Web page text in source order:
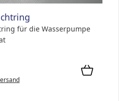
für die Wasserpumpe